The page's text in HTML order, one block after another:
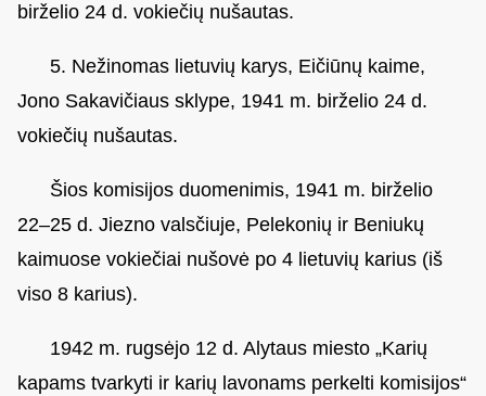
birželio 24 d. vokiečių nušautas.
5. Nežinomas lietuvių karys, Eičiūnų kaime,
Jono Sakavičiaus sklype, 1941 m. birželio 24 d.
vokiečių nušautas.
Šios komisijos duomenimis, 1941 m. birželio
22–25 d. Jiezno valsčiuje, Pelekonių ir Beniukų
kaimuose vokiečiai nušovė po 4 lietuvių karius (iš
viso 8 karius).
1942 m. rugsėjo 12 d. Alytaus miesto „Karių
kapams tvarkyti ir karių lavonams perkelti komisijos“